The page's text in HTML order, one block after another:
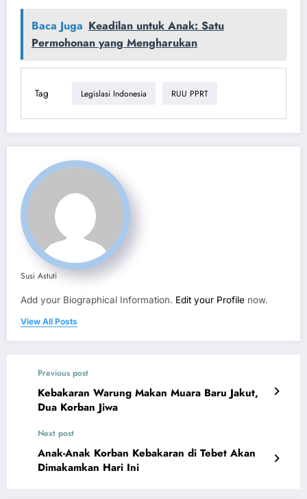
Baca Juga Keadilan untuk Anak: Satu
Permohonan yang Mengharukan
Tag Legislasi Indonesia RUU PPRT
Susi Astuti
Add your Biographical Information. Edit your Profile now.
View All Posts
Previous post
Kebakaran Warung Makan Muara Baru Jakut,
Dua Korban Jiwa
Next post
Anak-Anak Korban Kebakaran di Tebet Akan
Dimakamkan Hari Ini